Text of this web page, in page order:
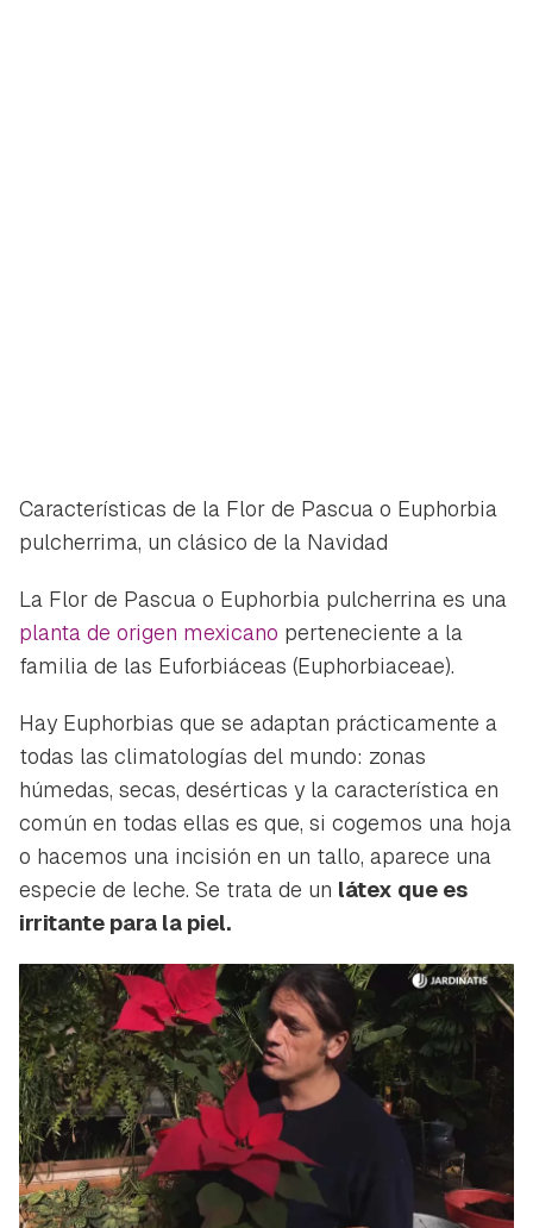
Características de la Flor de Pascua o Euphorbia
pulcherrima, un clásico de la Navidad
La Flor de Pascua o Euphorbia pulcherrina es una
planta de origen mexicano perteneciente a la
familia de las Euforbiáceas (Euphorbiaceae).
Hay Euphorbias que se adaptan prácticamente a
todas las climatologías del mundo: zonas
húmedas, secas, desérticas y la característica en
común en todas ellas es que, si cogemos una hoja
o hacemos una incisión en un tallo, aparece una
especie de leche. Se trata de un látex que es
irritante para la piel.